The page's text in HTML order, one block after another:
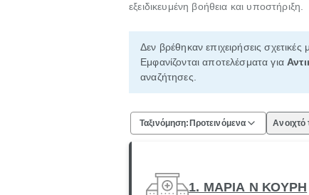
εξειδικευμένη βοήθεια και υποστήριξη.
Δεν βρέθηκαν επιχειρήσεις σχετικές
Εμφανίζονται αποτελέσματα για
αναζήτησες.
Ταξινόμηση: Προτεινόμενα Ανοιχτό
1. ΜΑΡΙΑ Ν ΚΟΥΡΗ